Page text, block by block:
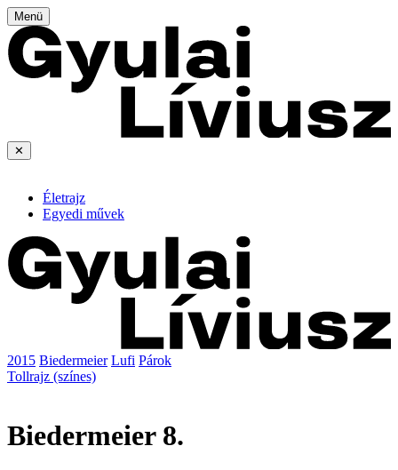
Menü
✕
Életrajz
Egyedi művek
2015 Biedermeier Lufi Párok
Tollrajz (színes)
Biedermeier 8.